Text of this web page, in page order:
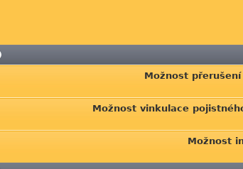
Možnost
Možnost vinkulace
Možnost